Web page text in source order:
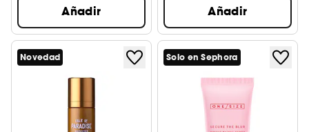
Añadir Añadir
Novedad Solo en Sephora